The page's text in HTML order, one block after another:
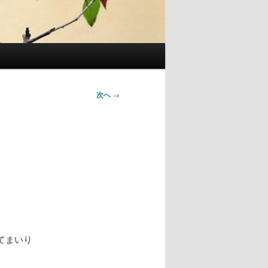
次へ→
まいり